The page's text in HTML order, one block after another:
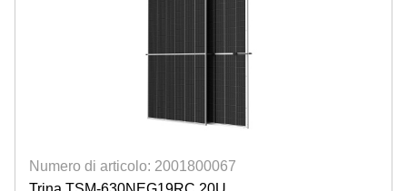
Numero di articolo: 2001800067